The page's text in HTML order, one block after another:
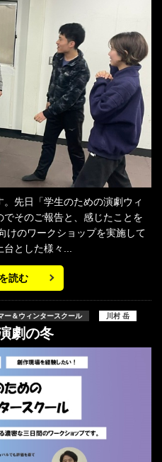
先日「学生のための演劇ウィ
そのご報告と、感じたことを
けのワークショップを実施して
とした様々...
読む
ー＆ウィンタースクール 川村 岳
劇の冬